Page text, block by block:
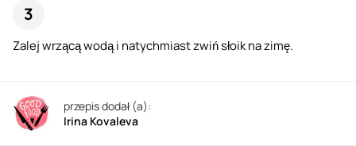
Zalej wrzącą wodą i natychmiast zwiń słoik na zimę.
przepis dodał (a):
Irina Kovaleva